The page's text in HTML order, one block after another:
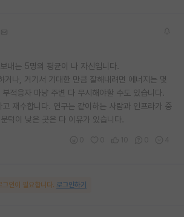
내는 5명의 평균이 나 자신입니다.
거나, 거기서 기대한 만큼 잘해내려면 에너지는 몇
적응자 마냥 주변 다 무시해야할 수도 있습니다.
재수합니다. 연구는 같이하는 사람과 인프라가 중
턱이 낮은 곳은 다 이유가 있습니다.
인이 필요합니다. 로그인하기